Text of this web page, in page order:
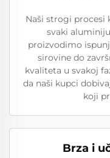
Naši strogi procesi
svaki
proizvodimo
sirovine do
kvaliteta u svakoj
da naši kupci
koji
Brza i